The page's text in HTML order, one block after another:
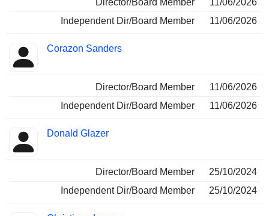
Director/Board Member
11/06/2026
Independent Dir/Board Member
11/06/2026
Corazon Sanders
Director/Board Member
11/06/2026
Independent Dir/Board Member
11/06/2026
Donald Glazer
Director/Board Member
25/10/2024
Independent Dir/Board Member
25/10/2024